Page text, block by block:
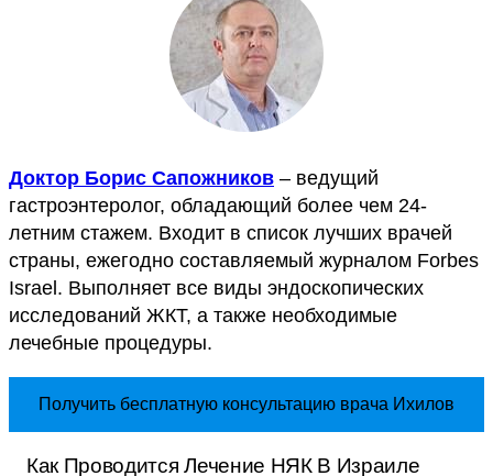
Доктор Борис Сапожников – ведущий
гастроэнтеролог, обладающий более чем 24-
летним стажем. Входит в список лучших врачей
страны, ежегодно составляемый журналом Forbes
Israel. Выполняет все виды эндоскопических
исследований ЖКТ, а также необходимые
лечебные процедуры.
Получить бесплатную консультацию врача Ихилов
Как Проводится Лечение НЯК В Израиле